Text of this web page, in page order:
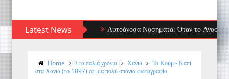
Latest News Αυτοάνοσα Νοσήματα: Όταν το Ανοσοποιητικό
Home Στα παλιά χρόνια Χανιά
Το Κουμ - Καπί
στα Χανιά (το 1897) σε μια πολύ σπάνια φωτογραφία